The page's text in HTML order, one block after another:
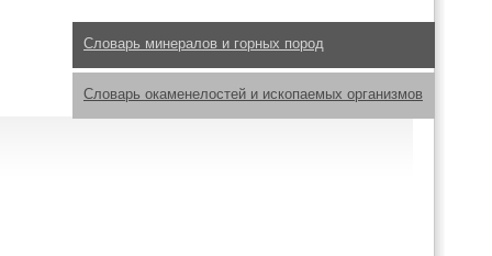
Словарь минералов и горных пород
Словарь окаменелостей и ископаемых организмов